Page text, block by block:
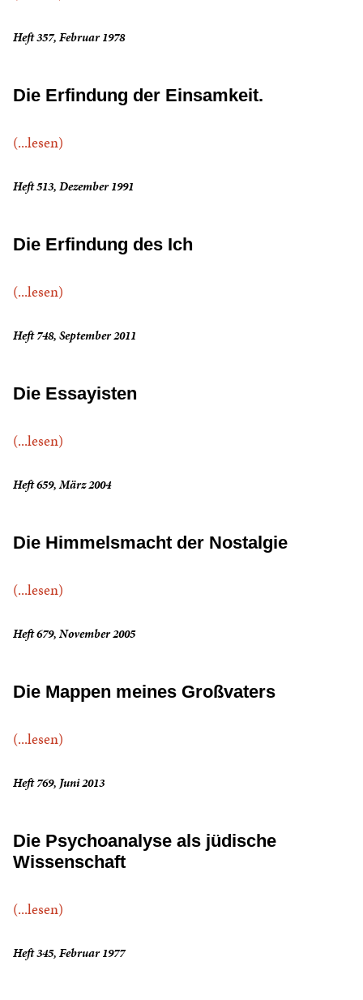
Heft 357, Februar 1978
Die Erfindung der Einsamkeit.
(...lesen)
Heft 513, Dezember 1991
Die Erfindung des Ich
(...lesen)
Heft 748, September 2011
Die Essayisten
(...lesen)
Heft 659, März 2004
Die Himmelsmacht der Nostalgie
(...lesen)
Heft 679, November 2005
Die Mappen meines Großvaters
(...lesen)
Heft 769, Juni 2013
Die Psychoanalyse als jüdische
Wissenschaft
(...lesen)
Heft 345, Februar 1977